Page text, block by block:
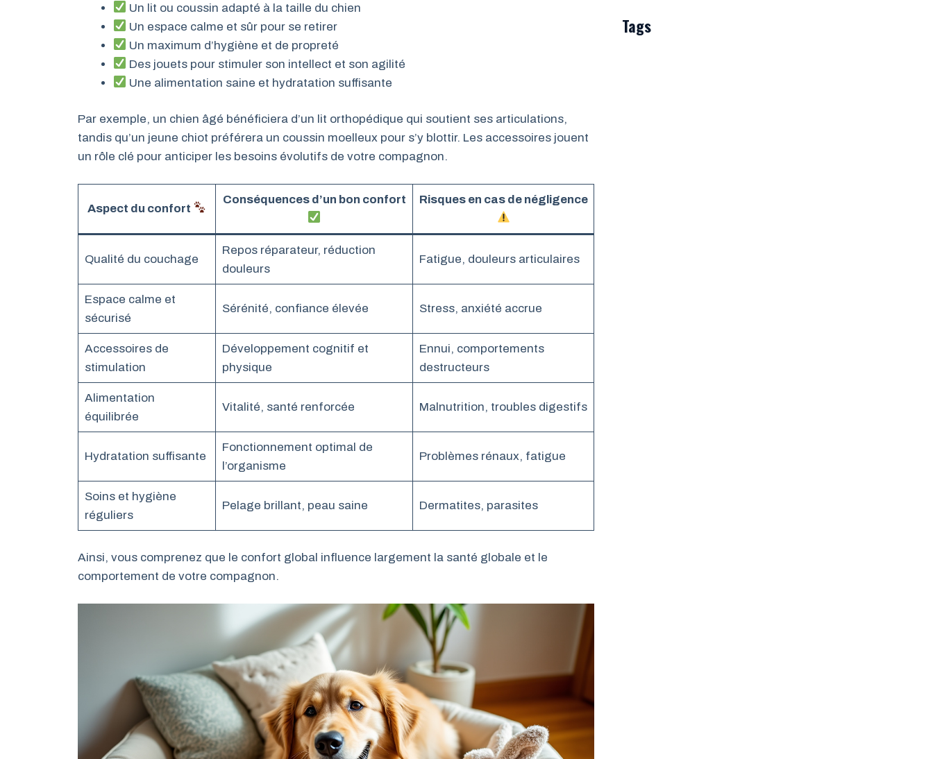
Un lit ou coussin adapté à la taille du chien
Un espace calme et sûr pour se retirer
Un maximum d’hygiène et de propreté
Des jouets pour stimuler son intellect et son agilité
Une alimentation saine et hydratation suffisante
Par exemple, un chien âgé bénéficiera d’un lit orthopédique qui soutient ses articulations,
tandis qu’un jeune chiot préférera un coussin moelleux pour s’y blottir. Les accessoires jouent
un rôle clé pour anticiper les besoins évolutifs de votre compagnon.
Aspect du confort
Conséquences d’un bon confort Risques en cas de négligence
Qualité du couchage
Repos réparateur, réduction
douleurs
Fatigue, douleurs articulaires
Espace calme et
sécurisé
Sérénité, confiance élevée Stress, anxiété accrue
Accessoires de
stimulation
Développement cognitif et
physique
Ennui, comportements
destructeurs
Alimentation
équilibrée
Vitalité, santé renforcée Malnutrition, troubles digestifs
Hydratation suffisante
Fonctionnement optimal de
l’organisme
Problèmes rénaux, fatigue
Soins et hygiène
réguliers
Pelage brillant, peau saine Dermatites, parasites
Ainsi, vous comprenez que le confort global influence largement la santé globale et le
comportement de votre compagnon.
Tags